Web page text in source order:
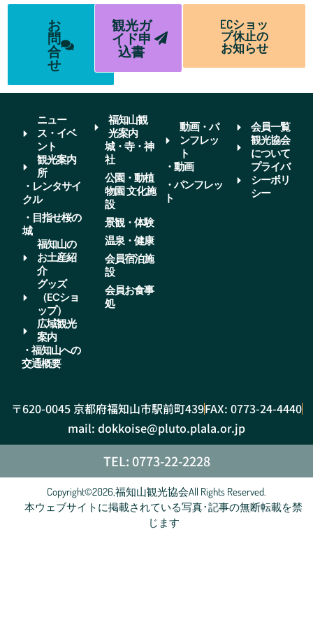
お
問
合
せ
観光ガ
イド申
込書
ECショッ
プ休止の
お知らせ
ニュー
ス・イベ
ント
観光案内
所
・レンタサイ
クル
・目指せ桜の
城
福知山の
お土産紹
介
グッズ
（ECショ
ップ）
広域観光
案内
・福知山への
交通概要
福知山観
光案内
城・寺・神
社
公園・動植
物園 文化施
設
景観・体験
温泉・健康
会員宿泊施
設
会員お食事
処
動画・パ
ンフレッ
ト
・動画
・パンフレッ
ト
会員一覧
観光協会
について
プライバ
シーポリ
シー
〒620-0045 京都府福知山市駅前町439FAX: 0773-24-4440
mail: dokkoise@pluto.plala.or.jp
TEL: 0773-22-2228
Copyright©2026,福知山観光協会All Rights Reserved.
本ウェブサイトに掲載されている写真･記事の無断転載を禁
じます